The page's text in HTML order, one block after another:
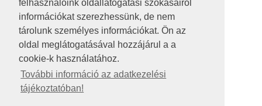
felhasználóink oldallátogatási szokásairól
információkat szerezhessünk, de nem
tárolunk személyes információkat. Ön az
oldal meglátogatásával hozzájárul a a
cookie-k használatához.
További információ az adatkezelési
tájékoztatóban!
JOGI NYILATKOZAT
IMPRESSZUM
KÖZÉRDEKŰ ADATOK